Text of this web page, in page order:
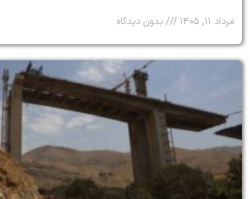
مرداد ۱۱, ۱۴۰۵ بدون دیدگاه